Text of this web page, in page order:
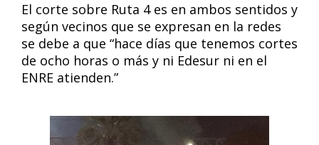
El corte sobre Ruta 4 es en ambos sentidos y
según vecinos que se expresan en la redes
se debe a que “hace días que tenemos cortes
de ocho horas o más y ni Edesur ni en el
ENRE atienden.”